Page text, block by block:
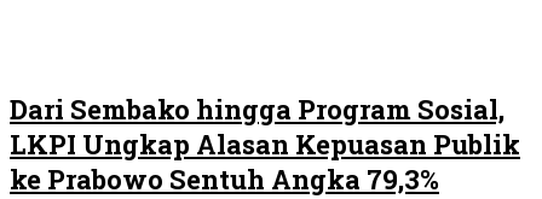
Dari Sembako hingga Program Sosial,
LKPI Ungkap Alasan Kepuasan Publik
ke Prabowo Sentuh Angka 79,3%